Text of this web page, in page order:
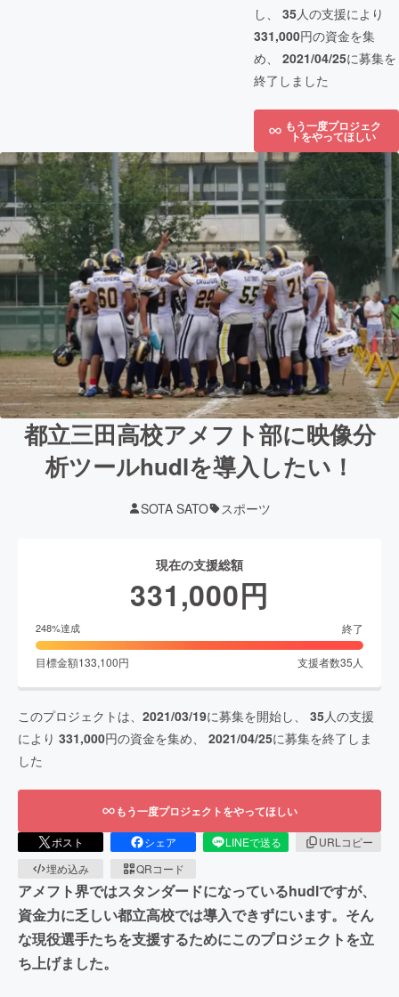
し、 35人の支援により
331,000円の資金を集
め、 2021/04/25に募集を
終了しました
もう一度プロジェク
トをやってほしい
都立三田高校アメフト部に映像分
析ツールhudlを導入したい！
SOTA SATO スポーツ
現在の支援総額
331,000円
248%達成 終了
目標金額133,100円 支援者数35 人
このプロジェクトは、 2021/03/19に募集を開始し、 35人の支援
により 331,000円の資金を集め、 2021/04/25に募集を終了しま
した
もう一度プロジェクトをやってほしい
ポスト シェア LINEで送る
URLコピー
埋め込み
QRコード
アメフト界ではスタンダードになっているhudlですが、
資金力に乏しい都立高校では導入できずにいます。そん
な現役選手たちを支援するためにこのプロジェクトを立
ち上げました。